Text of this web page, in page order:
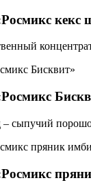
кекс
сыпучий